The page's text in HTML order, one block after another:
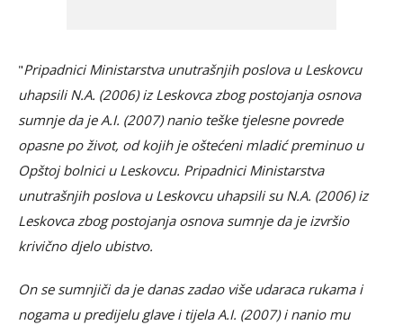
"Pripadnici Ministarstva unutrašnjih poslova u Leskovcu
uhapsili N.A. (2006) iz Leskovca zbog postojanja osnova
sumnje da je A.I. (2007) nanio teške tjelesne povrede
opasne po život, od kojih je oštećeni mladić preminuo u
Opštoj bolnici u Leskovcu. Pripadnici Ministarstva
unutrašnjih poslova u Leskovcu uhapsili su N.A. (2006) iz
Leskovca zbog postojanja osnova sumnje da je izvršio
krivično djelo ubistvo.
On se sumnjiči da je danas zadao više udaraca rukama i
nogama u predijelu glave i tijela A.I. (2007) i nanio mu